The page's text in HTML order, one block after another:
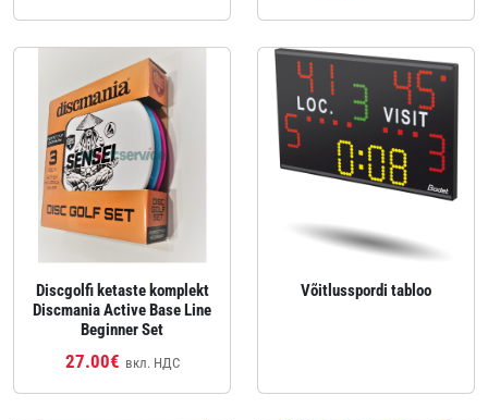
Discgolfi ketaste komplekt
Discmania Active Base Line
Beginner Set
27.00€ вкл. НДС
Võitlusspordi tabloo